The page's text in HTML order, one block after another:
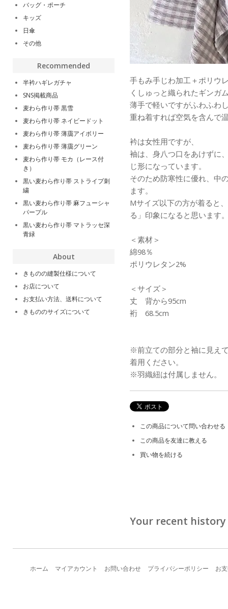
手もみ手じわ加工＋ポリウ
くしゅっと織られたギンガ
薄手で軽いですがふわふわ
重ね着すれば空気を含んで
衿は女性用ですが、
袖は、身八つ口をあけずに
じ形になっています。
そのため防寒性に優れ、中
ます。
Mサイズ以下の方が着ると
る」印象になると思います
＜素材＞
綿98％
ポリウレタン2%
＜サイズ＞
丈 背から95cm
裄 68.5cm
※前立ての部分と袖に見え
着用ください。
※羽織紐は付属しません。
この商品について問い合わせる
この商品を友達に教える
買い物を続ける
Your recent history
バッグ・ポーチ
キッズ
日傘
その他
Recommended
半衿ハギレガチャ
SNS掲載商品
麦わら作り帯 黒雪
麦わら作り帯 ネイビードット
麦わら作り帯 薄靄アイボリー
麦わら作り帯 薄靄グリーン
麦わら作り帯 モカ（レース付
き）
黒い麦わら作り帯 ストライプ刺
繍
黒い麦わら作り帯 麻フューシャ
パープル
黒い麦わら作り帯 マトラッセ深
青緑
About
きものの縫製仕様について
お店について
お支払い方法、送料について
きもののサイズについて
ホーム マイアカウント お問い合わせ プライバシーポリシー お